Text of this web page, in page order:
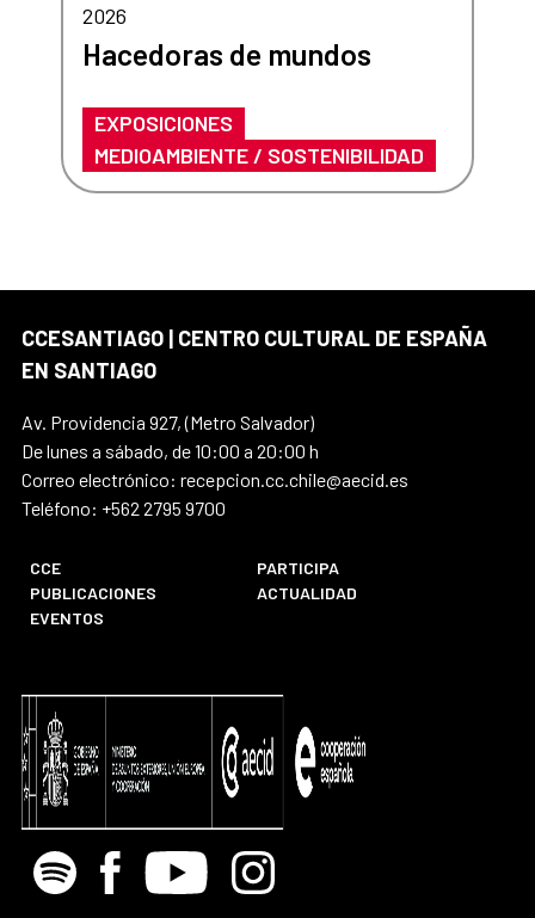
2026
Hacedoras de mundos
EXPOSICIONES
MEDIOAMBIENTE / SOSTENIBILIDAD
CCESANTIAGO | CENTRO CULTURAL DE ESPAÑA
EN SANTIAGO
Av. Providencia 927, (Metro Salvador)
De lunes a sábado, de 10:00 a 20:00 h
Correo electrónico: recepcion.cc.chile@aecid.es
Teléfono: +562 2795 9700
CCE
PARTICIPA
PUBLICACIONES
ACTUALIDAD
EVENTOS
Spotify Facebook
Youtube Instagram